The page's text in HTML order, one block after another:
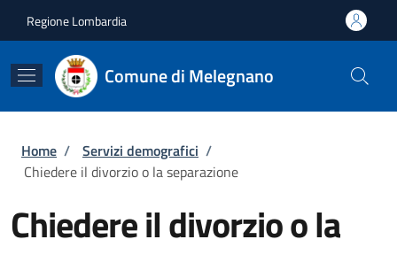
Regione Lombardia
Comune di Melegnano
Briciole di pane
Home / Servizi demografici /
Chiedere il divorzio o la separazione
Chiedere il divorzio o la